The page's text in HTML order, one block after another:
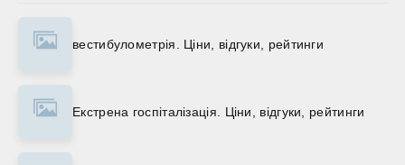
вестибулометрія. Ціни, відгуки, рейтинги
Екстрена госпіталізація. Ціни, відгуки, рейтинги